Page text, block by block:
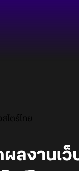
โตร์ไทย
ลงานเ